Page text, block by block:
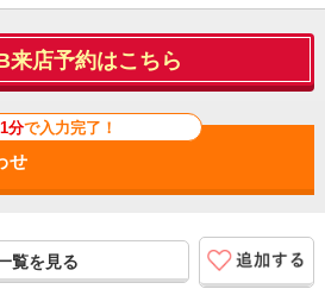
来店予約はこちら
1分で入力完了！
覧を見る